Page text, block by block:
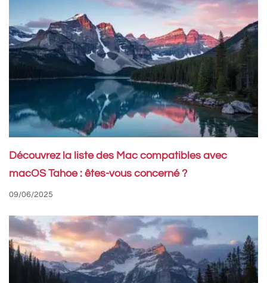
Découvrez la liste des Mac compatibles avec
macOS Tahoe : êtes-vous concerné ?
09/06/2025